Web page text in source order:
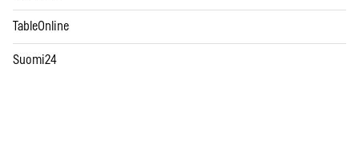
TableOnline
Suomi24